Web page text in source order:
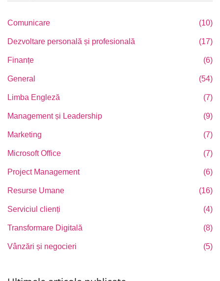
Comunicare (10)
Dezvoltare personală și profesională (17)
Finanțe (6)
General (54)
Limba Engleză (7)
Management și Leadership (9)
Marketing (7)
Microsoft Office (7)
Project Management (6)
Resurse Umane (16)
Serviciul clienți (4)
Transformare Digitală (8)
Vânzări și negocieri (5)